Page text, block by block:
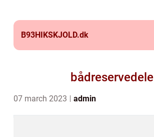
B93HIKSKJOLD.dk
bådreservedele
07 march 2023 admin